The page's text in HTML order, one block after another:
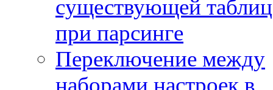
существующей
при парсинге
Переключение между
наборами настроек в